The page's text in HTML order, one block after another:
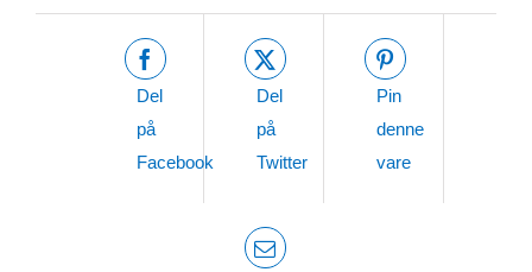
Del
på
Facebook
Del
på
Twitter
Pin
denne
vare